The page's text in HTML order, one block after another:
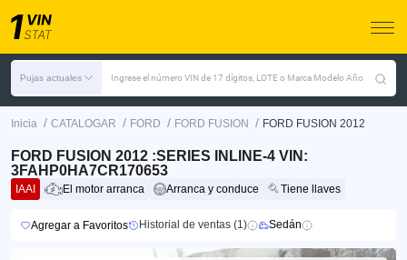
Pujas actuales Ingrese el número VIN de 17 dígitos, LOTE o Marca Modelo Año
Inicia / CATALOGAR / FORD / FORD FUSION / FORD FUSION 2012
FORD FUSION 2012 :SERIES INLINE-4 VIN:
3FAHP0HA7CR170653
IAAI El motor arranca Arranca y conduce Tiene llaves
Agregar a Favoritos Historial de ventas (1) Sedán